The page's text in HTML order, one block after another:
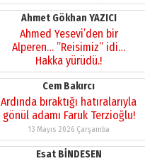
28 Temmuz 2026 Salı
Ahmet Gökhan YAZICI
Ahmed Yesevi’den bir
Alperen… ”Reisimiz” idi…
Hakka yürüdü.!
26 Mart 2026 Perşembe
Cem Bakırcı
Ardında bıraktığı hatıralarıyla
gönül adamı Faruk Terzioğlu!
13 Mayıs 2026 Çarşamba
Esat BİNDESEN